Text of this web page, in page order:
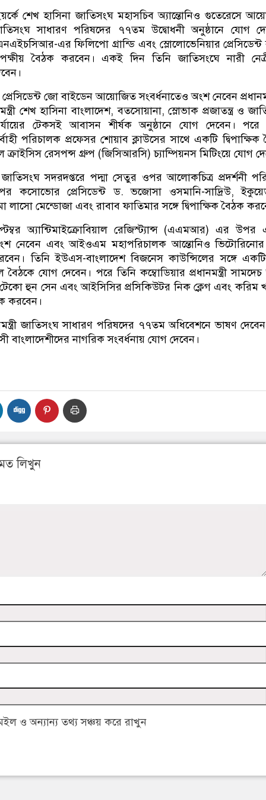
শেখ হাসিনা জাতিসংঘ মহাসচিব অ্যান্তোনিও গুতেরেসে
সাধারণ পরিষদের ৭৭তম উদ্বোধনী অনুষ্ঠানে যোগ
এর ফিলিপো গ্রান্ডি এবং স্লোলোভেনিয়ার
বৈঠক করবেন। একই দিন তিনি জাতিসংঘে নারী
প্রেসিডেন্ট জো বাইডেন আয়োজিত সংবর্ধনাতেও অংশ নেবেন
শেখ হাসিনা বাংলাদেশ, বতসোয়ানা, স্লোভাক প্রজাতন্ত্র ও
টেকসই আবাসন শীর্ষক অনুষ্ঠানে যোগ দেবেন। পরে
পরিচালক প্রফেসর শোয়াব ক্লাউসের সাথে একটি দ্বিপাক্ষিক
ক্রাইসিস রেসপন্স গ্রুপ (জিসিআরসি) চ্যাম্পিয়নস মিটিংয়ে যোগ
জাতিসংঘ সদরদপ্তরে পদ্মা সেতুর ওপর আলোকচিত্র প্রদর্শনী
কসোভোর প্রেসিডেন্ট ড. ভজোসা ওসমানি-সাদ্রিউ,
লাসো মেন্ডোজা এবং রাবাব ফাতিমার সঙ্গে দ্বিপাক্ষিক বৈঠক
অ্যান্টিমাইক্রোবিয়াল রেজিস্ট্যান্স (এএমআর) এর উপর
নেবেন এবং আইওএম মহাপরিচালক আন্তোনিও ভিটোরিনোর
তিনি ইউএস-বাংলাদেশ বিজনেস কাউন্সিলের সঙ্গে
বৈঠকে যোগ দেবেন। পরে তিনি কম্বোডিয়ার প্রধানমন্ত্রী সামদেচ
হুন সেন এবং আইসিসির প্রসিকিউটর নিক ক্লেগ এবং করিম
করবেন।
জাতিসংঘ সাধারণ পরিষদের ৭৭তম অধিবেশনে ভাষণ
বাংলাদেশীদের নাগরিক সংবর্ধনায় যোগ দেবেন।
লিখুন
ও অন্যান্য তথ্য সঞ্চয় করে রাখুন